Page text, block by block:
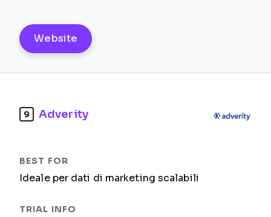
Website
9 Adverity
Ideale per dati di marketing scalabili